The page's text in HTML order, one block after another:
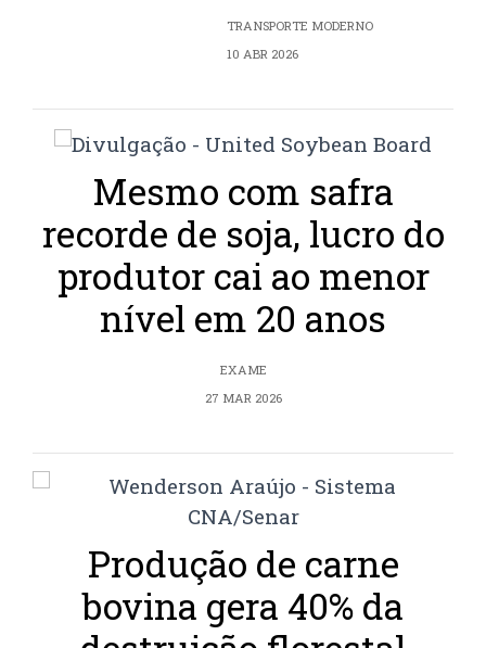
TRANSPORTE MODERNO
10 ABR 2026
Mesmo com safra
recorde de soja, lucro do
produtor cai ao menor
nível em 20 anos
EXAME
27 MAR 2026
Produção de carne
bovina gera 40% da